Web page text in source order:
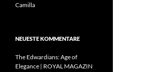
Camilla
NEUESTE KOMMENTARE
The Edwardians: Age of
Elegance | ROYAL MAGAZIN